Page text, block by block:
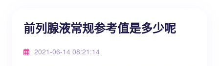
前列腺液常规参考值是多少呢
2021-06-14 08:21:14